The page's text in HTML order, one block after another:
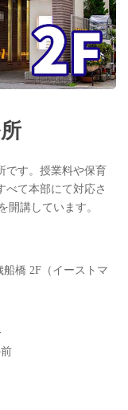
です。授業料や保育
べて本部にて対応さ
開講しています。
橋 2F（イーストマ